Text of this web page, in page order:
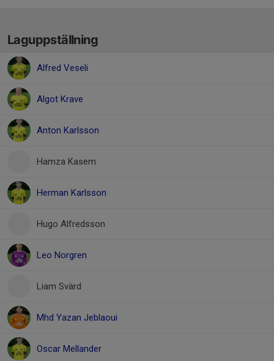
Laguppställning
Alfred Veseli
Algot Krave
Anton Karlsson
Hamza Kasem
Herman Karlsson
Hugo Alfredsson
Leo Norgren
Liam Svärd
Mhd Yazan Jeblaoui
Oscar Mellander